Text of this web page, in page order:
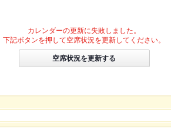
カレンダーの更新に失敗しました。
下記ボタンを押して空席状況を更新してください。
空席状況を更新する